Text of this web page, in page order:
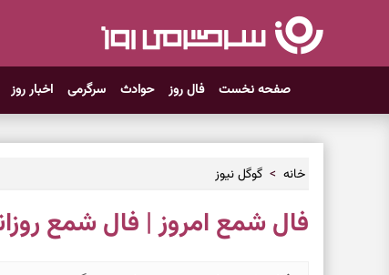
صفحه نخست فال روز حوادث سرگرمی اخبار روز
خانه گوگل نیوز
فال شمع امروز | فال شمع روزانه جمعه